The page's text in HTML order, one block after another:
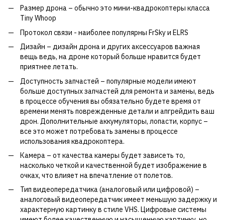
Размер дрона – обычно это мини-квадрокоптеры класса
Tiny Whoop
Протокол связи - наиболее популярны FrSky и ELRS
Дизайн – дизайн дрона и других аксессуаров важная
вещь ведь, на дроне который больше нравится будет
приятнее летать.
Доступность запчастей – популярные модели имеют
больше доступных запчастей для ремонта и замены, ведь
в процессе обучения вы обязательно будете время от
времени менять поврежденные детали и апгрейдить ваш
дрон. Дополнительные аккумуляторы, лопасти, корпус –
все это может потребовать замены в процессе
использования квадрокоптера.
Камера – от качества камеры будет зависеть то,
насколько четкой и качественной будет изображение в
очках, что влияет на впечатление от полетов.
Тип видеопередатчика (аналоговый или цифровой) –
аналоговый видеопередатчик имеет меньшую задержку и
характерную картинку в стиле VHS. Цифровые системы